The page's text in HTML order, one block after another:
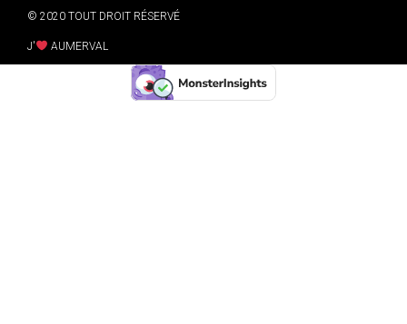
© 2020 TOUT DROIT RÉSERVÉ
J' AUMERVAL